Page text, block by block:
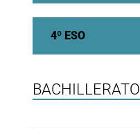
4º ESO
BACHILLERATO